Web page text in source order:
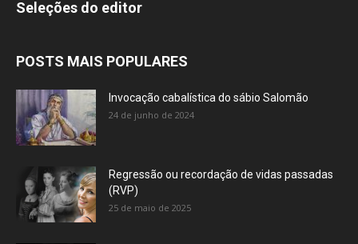
Seleções do editor
POSTS MAIS POPULARES
Invocação cabalística do sábio Salomão
24 de junho de 2024
Regressão ou recordação de vidas passadas
(RVP)
25 de maio de 2025